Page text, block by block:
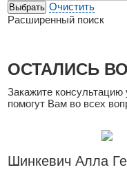
Очистить
Расширенный поиск
ОСТАЛИСЬ
Закажите
помогут Вам во всех
Шинкевич Алла